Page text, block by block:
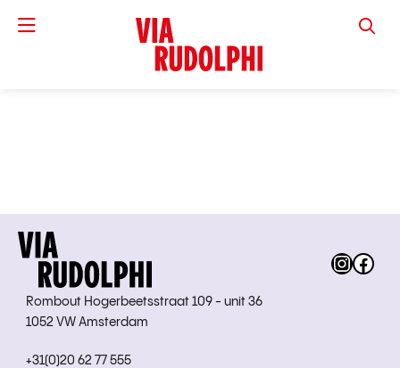
VIA
Rombout Hogerbeetsstraat 109 - unit 36
1052 VW Amsterdam
+31(0)20 62 77 555